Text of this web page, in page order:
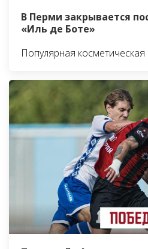
В Перми закрывается
«Иль де Боте»
Популярная косметическая